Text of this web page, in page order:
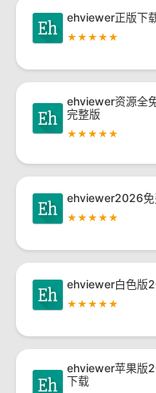
ehviewer正版下
★★★★★
ehviewer资源全
完整版
★★★★★
ehviewer2026免
★★★★★
ehviewer白色版
★★★★★
ehviewer苹果版
下载